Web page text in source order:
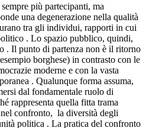
più partecipanti, ma
una degenerazione nella qualità
tra gli individui, rapporti in cui
. Lo spazio pubblico, quindi,
. Il punto di partenza non è il ritorno
borghese) in contrasto con le
moderne e con la vasta
. Qualunque forma assuma,
dal fondamentale ruolo di
rappresenta quella fitta trama
confronto, la diversità degli
politica . La pratica del confronto